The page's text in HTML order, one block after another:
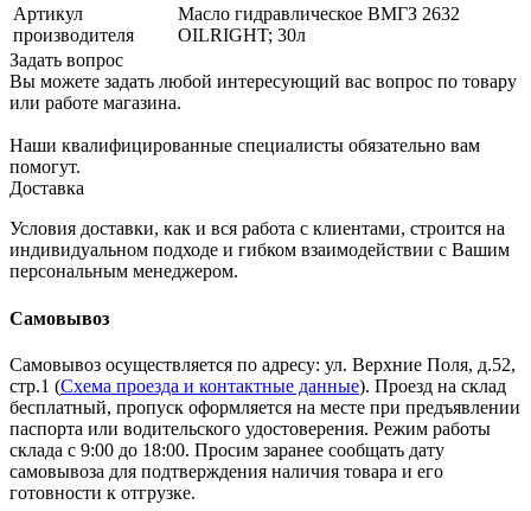
Артикул
производителя
Масло гидравлическое ВМГЗ 2632
OILRIGHT; 30л
Задать вопрос
Вы можете задать любой интересующий вас вопрос по товару
или работе магазина.
Наши квалифицированные специалисты обязательно вам
помогут.
Доставка
Условия доставки, как и вся работа с клиентами, строится на
индивидуальном подходе и гибком взаимодействии с Вашим
персональным менеджером.
Самовывоз
Самовывоз осуществляется по адресу: ул. Верхние Поля, д.52,
стр.1 (Схема проезда и контактные данные). Проезд на склад
бесплатный, пропуск оформляется на месте при предъявлении
паспорта или водительского удостоверения. Режим работы
склада с 9:00 до 18:00. Просим заранее сообщать дату
самовывоза для подтверждения наличия товара и его
готовности к отгрузке.